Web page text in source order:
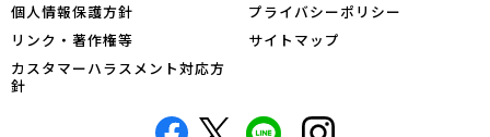
個人情報保護方針
プライバシーポリシー
リンク・著作権等
サイトマップ
カスタマーハラスメント対応方
針